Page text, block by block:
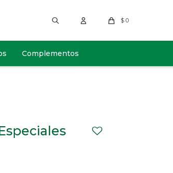
Complementos
$ 0